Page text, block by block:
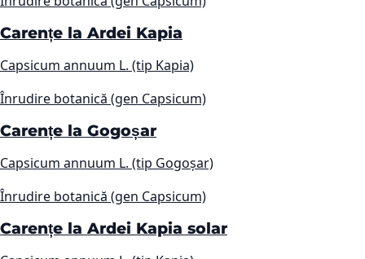
Carențe la Ardei Kapia
Capsicum annuum L. (tip Kapia)
Înrudire botanică (gen Capsicum)
Carențe la Gogoșar
Capsicum annuum L. (tip Gogoșar)
Înrudire botanică (gen Capsicum)
Carențe la Ardei Kapia solar